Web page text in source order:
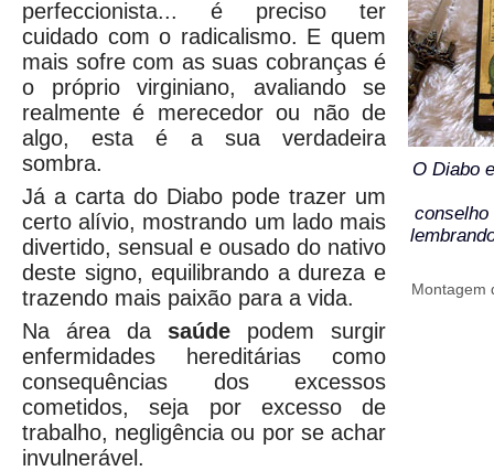
perfeccionista... é preciso ter
cuidado com o radicalismo. E quem
mais sofre com as suas cobranças é
o próprio virginiano, avaliando se
realmente é merecedor ou não de
algo, esta é a sua verdadeira
sombra.
Já a carta do Diabo pode trazer um
certo alívio, mostrando um lado mais
divertido, sensual e ousado do nativo
deste signo, equilibrando a dureza e
trazendo mais paixão para a vida.
Na área da saúde podem surgir
enfermidades hereditárias como
consequências dos excessos
cometidos, seja por excesso de
trabalho, negligência ou por se achar
invulnerável.
O Diabo
conselho
Montagem